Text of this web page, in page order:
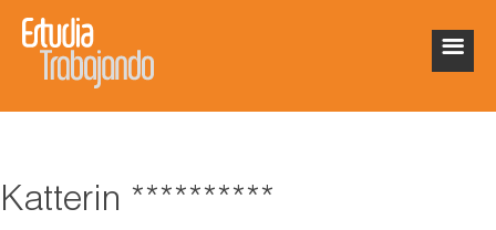
Katterin **********